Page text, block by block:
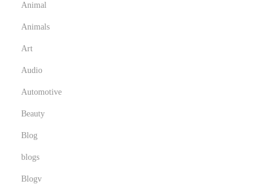
Animal
Animals
Art
Audio
Automotive
Beauty
Blog
blogs
Blogv